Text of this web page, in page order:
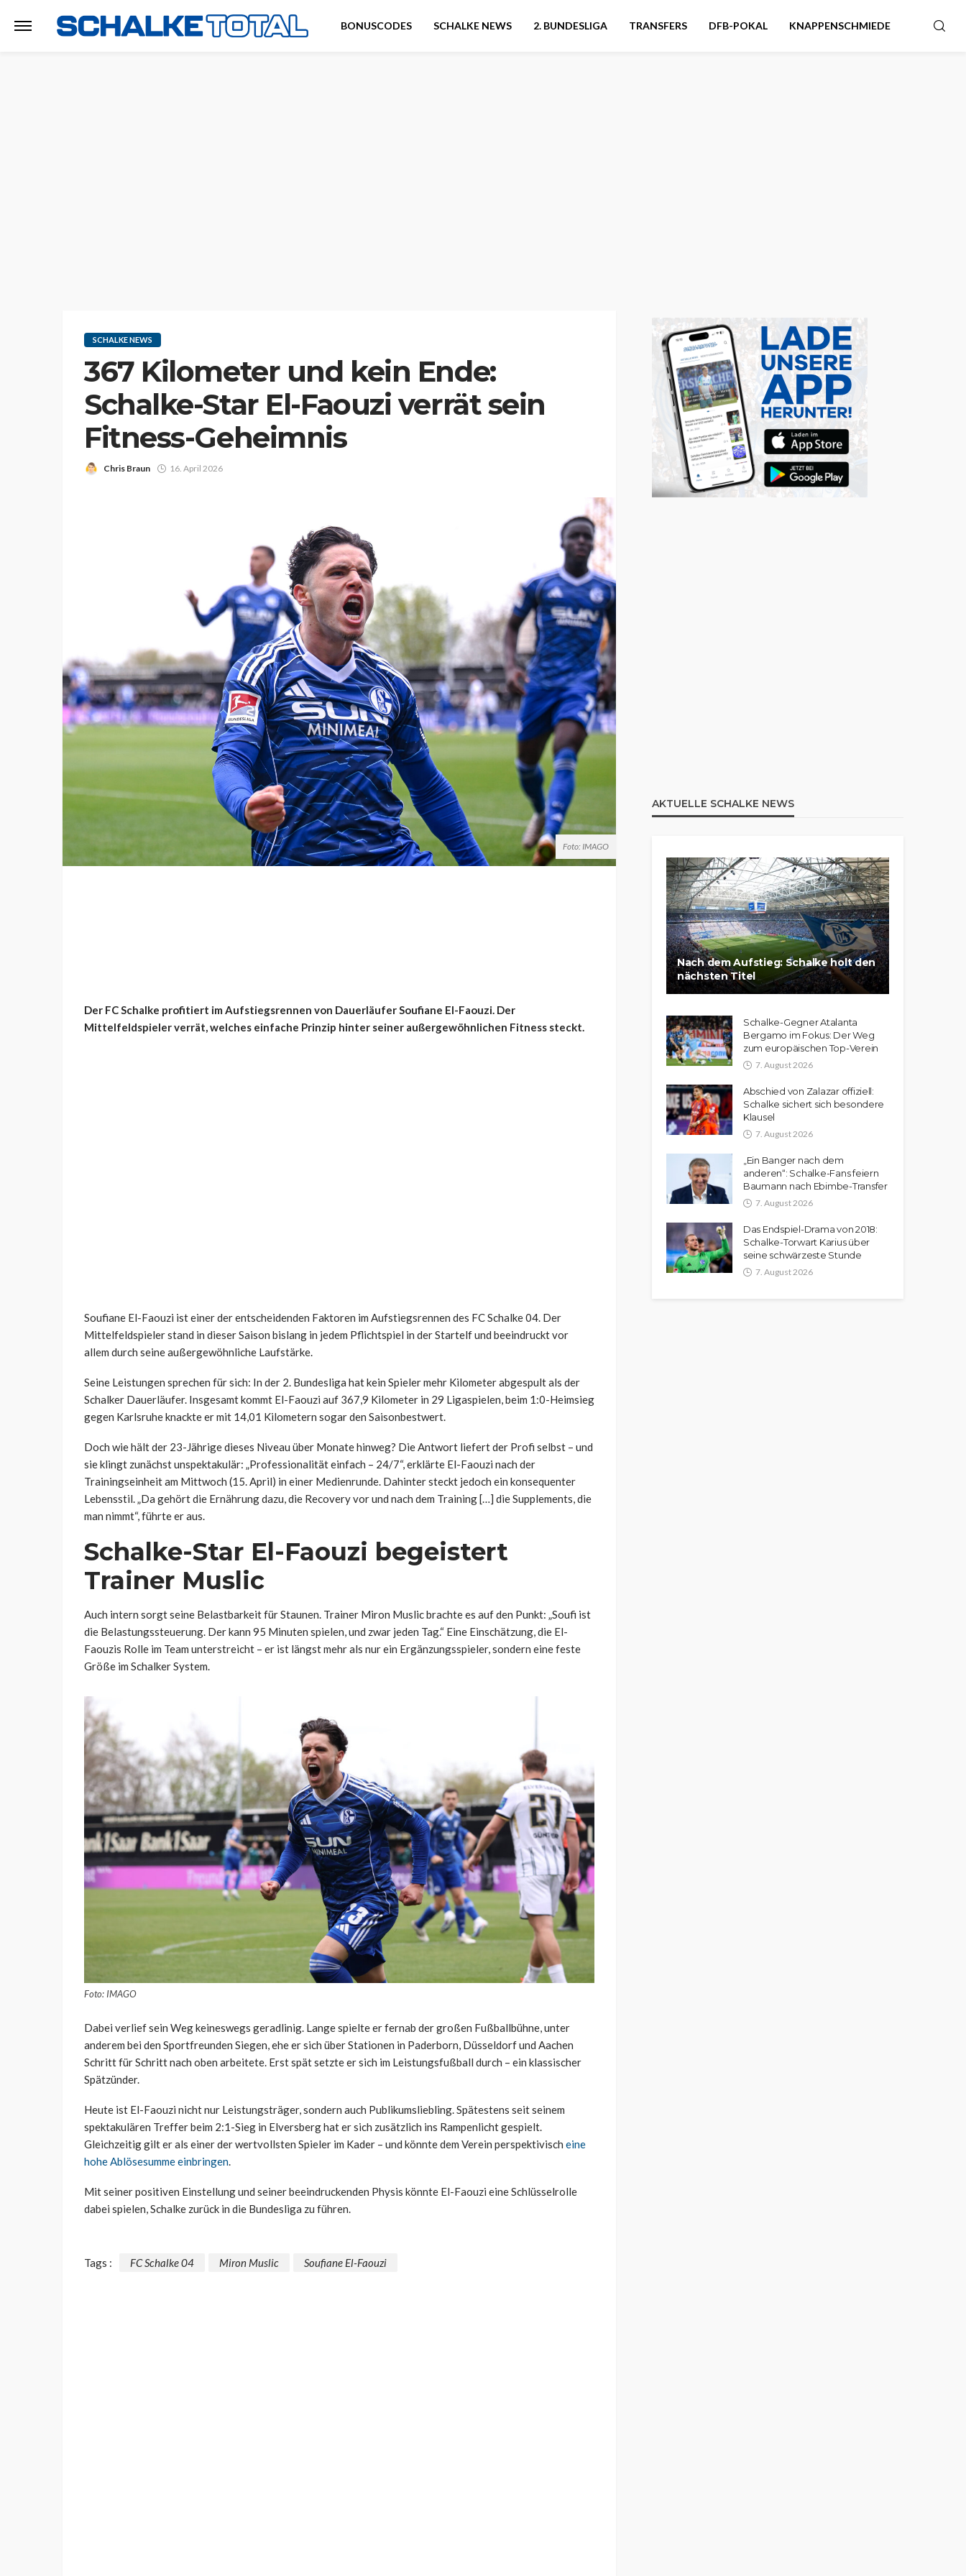
BONUSCODES SCHALKE NEWS 2. BUNDESLIGA TRANSFERS DFB-POKAL KNAPPENSCHMIEDE
SCHALKE NEWS
367 Kilometer und kein Ende:
Schalke-Star El-Faouzi verrät sein
Fitness-Geheimnis
Chris Braun 16. April 2026
Foto: IMAGO
Der FC Schalke profitiert im Aufstiegsrennen von Dauerläufer Soufiane El-Faouzi. Der
Mittelfeldspieler verrät, welches einfache Prinzip hinter seiner außergewöhnlichen Fitness steckt.
Soufiane El-Faouzi ist einer der entscheidenden Faktoren im Aufstiegsrennen des FC Schalke 04. Der
Mittelfeldspieler stand in dieser Saison bislang in jedem Pflichtspiel in der Startelf und beeindruckt vor
allem durch seine außergewöhnliche Laufstärke.
Seine Leistungen sprechen für sich: In der 2. Bundesliga hat kein Spieler mehr Kilometer abgespult als der
Schalker Dauerläufer. Insgesamt kommt El-Faouzi auf 367,9 Kilometer in 29 Ligaspielen, beim 1:0-Heimsieg
gegen Karlsruhe knackte er mit 14,01 Kilometern sogar den Saisonbestwert.
Doch wie hält der 23-Jährige dieses Niveau über Monate hinweg? Die Antwort liefert der Profi selbst – und
sie klingt zunächst unspektakulär: „Professionalität einfach – 24/7“, erklärte El-Faouzi nach der
Trainingseinheit am Mittwoch (15. April) in einer Medienrunde. Dahinter steckt jedoch ein konsequenter
Lebensstil. „Da gehört die Ernährung dazu, die Recovery vor und nach dem Training […] die Supplements, die
man nimmt“, führte er aus.
Schalke-Star El-Faouzi begeistert
Trainer Muslic
Auch intern sorgt seine Belastbarkeit für Staunen. Trainer Miron Muslic brachte es auf den Punkt: „Soufi ist
die Belastungssteuerung. Der kann 95 Minuten spielen, und zwar jeden Tag.“ Eine Einschätzung, die El-
Faouzis Rolle im Team unterstreicht – er ist längst mehr als nur ein Ergänzungsspieler, sondern eine feste
Größe im Schalker System.
Foto: IMAGO
Dabei verlief sein Weg keineswegs geradlinig. Lange spielte er fernab der großen Fußballbühne, unter
anderem bei den Sportfreunden Siegen, ehe er sich über Stationen in Paderborn, Düsseldorf und Aachen
Schritt für Schritt nach oben arbeitete. Erst spät setzte er sich im Leistungsfußball durch – ein klassischer
Spätzünder.
Heute ist El-Faouzi nicht nur Leistungsträger, sondern auch Publikumsliebling. Spätestens seit seinem
spektakulären Treffer beim 2:1-Sieg in Elversberg hat er sich zusätzlich ins Rampenlicht gespielt.
Gleichzeitig gilt er als einer der wertvollsten Spieler im Kader – und könnte dem Verein perspektivisch eine
hohe Ablösesumme einbringen.
Mit seiner positiven Einstellung und seiner beeindruckenden Physis könnte El-Faouzi eine Schlüsselrolle
dabei spielen, Schalke zurück in die Bundesliga zu führen.
Tags : FC Schalke 04 Miron Muslic Soufiane El-Faouzi
AKTUELLE SCHALKE NEWS
Nach dem Aufstieg: Schalke holt den
nächsten Titel
Schalke-Gegner Atalanta
Bergamo im Fokus: Der Weg
zum europäischen Top-Verein
7. August 2026
Abschied von Zalazar offiziell:
Schalke sichert sich besondere
Klausel
7. August 2026
„Ein Banger nach dem
anderen“: Schalke-Fans feiern
Baumann nach Ebimbe-Transfer
7. August 2026
Das Endspiel-Drama von 2018:
Schalke-Torwart Karius über
seine schwärzeste Stunde
7. August 2026